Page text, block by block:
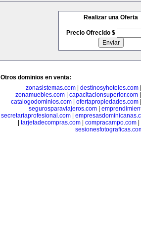
Realizar una Oferta
Precio Ofrecido $
Otros dominios en venta:
zonasistemas.com| destinosyhoteles.com|
zonamuebles.com| capacitacionsuperior.com|
catalogodominios.com| ofertapropiedades.com|
segurosparaviajeros.com
secretariaprofesional.com|
tarjetadecompras.com compracampo.com